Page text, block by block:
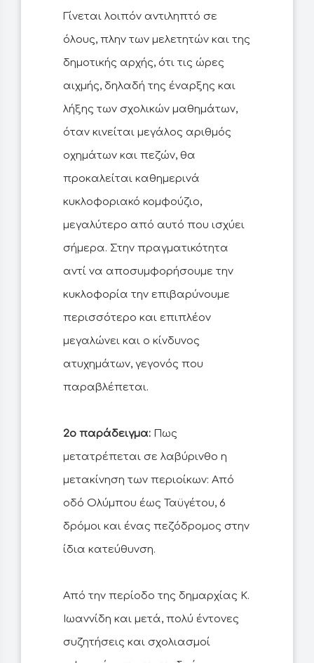
Γίνεται λοιπόν αντιληπτό σε
όλους, πλην των μελετητών και της
δημοτικής αρχής, ότι τις ώρες
αιχμής, δηλαδή της έναρξης και
λήξης των σχολικών μαθημάτων,
όταν κινείται μεγάλος αριθμός
οχημάτων και πεζών, θα
προκαλείται καθημερινά
κυκλοφοριακό κομφούζιο,
μεγαλύτερο από αυτό που ισχύει
σήμερα. Στην πραγματικότητα
αντί να αποσυμφορήσουμε την
κυκλοφορία την επιβαρύνουμε
περισσότερο και επιπλέον
μεγαλώνει και ο κίνδυνος
ατυχημάτων, γεγονός που
παραβλέπεται.
2ο παράδειγμα: Πως
μετατρέπεται σε λαβύρινθο η
μετακίνηση των περιοίκων: Από
οδό Ολύμπου έως Ταϋγέτου, 6
δρόμοι και ένας πεζόδρομος στην
ίδια κατεύθυνση.
Από την περίοδο της δημαρχίας Κ.
Ιωαννίδη και μετά, πολύ έντονες
συζητήσεις και σχολιασμοί